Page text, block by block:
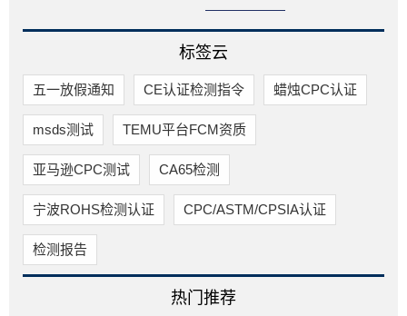
标签云
五一放假通知 CE认证检测指令 蜡烛CPC认证
msds测试 TEMU平台FCM资质
亚马逊CPC测试 CA65检测
宁波ROHS检测认证 CPC/ASTM/CPSIA认证
检测报告
热门推荐